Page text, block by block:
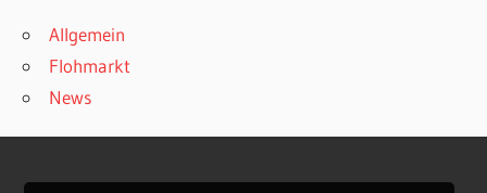
Allgemein
Flohmarkt
News